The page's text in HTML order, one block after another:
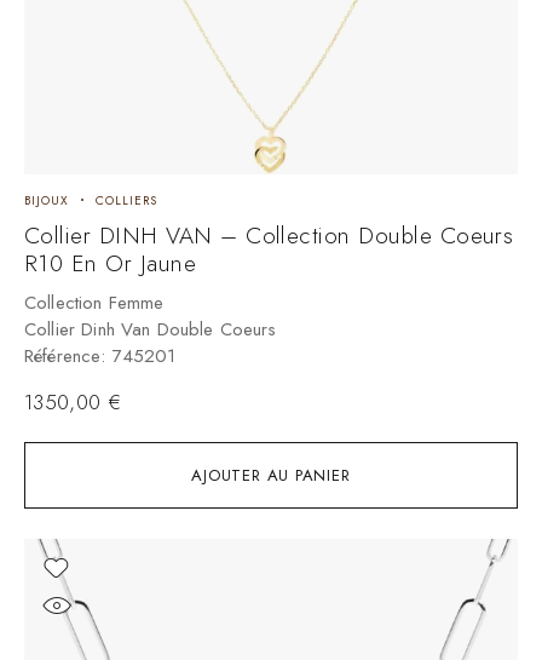
AJOUTER AU PANIER
BIJOUX COLLIERS
Collier DINH VAN – Collection Double Coeurs
R10 En Or Jaune
Collection Femme
Collier Dinh Van Double Coeurs
Référence: 745201
1350,00 €